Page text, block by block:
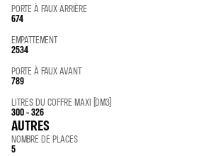
PORTE À FAUX ARRIÈRE
674
EMPATTEMENT
2534
PORTE À FAUX AVANT
789
LITRES DU COFFRE MAXI (DM3)
300 - 326
AUTRES
NOMBRE DE PLACES
5